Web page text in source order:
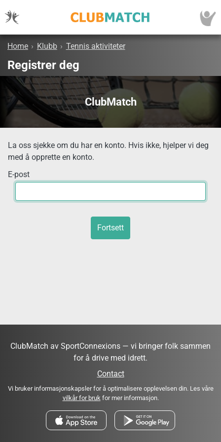
Home › Klubb › Tennis aktiviteter
Registrer deg
ClubMatch
La oss sjekke om du har en konto. Hvis ikke, hjelper vi deg
med å opprette en konto.
E-post
Fortsett
ClubMatch av SportConnexions — vi bringer folk sammen
for å drive med idrett.
Contact
Vi bruker informasjonskapsler for å optimalisere opplevelsen din. Les våre
vilkår for brukfor mer informasjon.